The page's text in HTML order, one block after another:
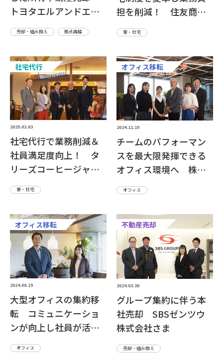
トヨタエルアンドエフ
東京株式会社さま
売却・組み換え 拠点再編
担を削減！ 住友商事
株式会社さま
寮・社宅
社宅代行
2025.02.03
社宅代行で業務削減＆
社員満足度向上！ タ
リーズコーヒージャパ
ン株式会社さま
寮・社宅
オフィス移転
2024.11.19
チームのパフォーマン
スを最大限発揮できる
オフィス環境へ 株式
会社クレスコ・デジタ
ルテクノロジーズさま
オフィス
オフィス移転
2024.08.19
大型オフィスの集約移
転 コミュニケーショ
ンが向上し社員が活性
化 株式会社物語コー
ポレーションさま
オフィス
不動産売却
2024.03.30
グループ集約に伴う本
社売却 SBSゼンツウ
株式会社さま
売却・組み換え